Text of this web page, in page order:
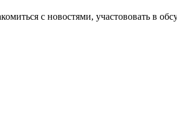
с новостями, участововать в